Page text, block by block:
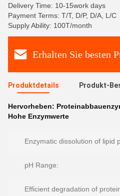
Delivery Time: 10-15work days
Payment Terms: T/T, D/P, D/A, L/C
Supply Ability: 100T/month
Erhalten Sie besten
Produktdetails Produkt-
Hervorheben:
Hohe Enzymwerte
Enzymatic dissolution of lipid
pH Range:
Efficient degradation of